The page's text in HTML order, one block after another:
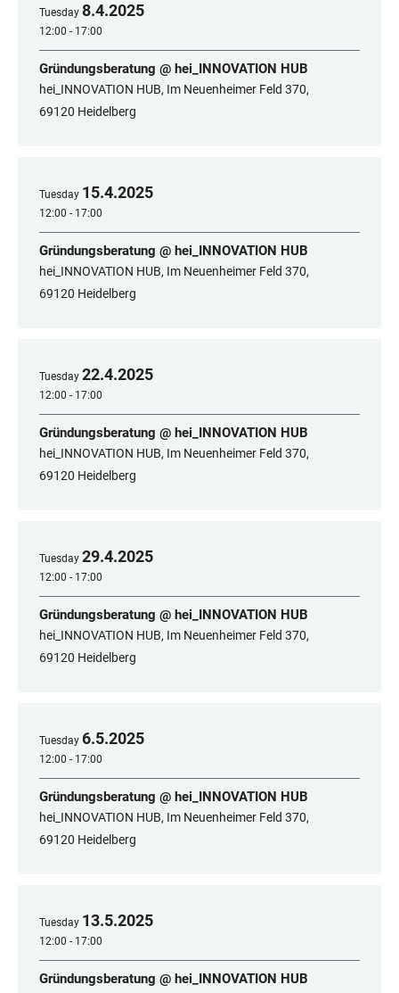
Tuesday 8.4.2025
12:00 - 17:00
Gründungsberatung @ hei_INNOVATION HUB
hei_INNOVATION HUB, Im Neuenheimer Feld 370,
69120 Heidelberg
Tuesday 15.4.2025
12:00 - 17:00
Gründungsberatung @ hei_INNOVATION HUB
hei_INNOVATION HUB, Im Neuenheimer Feld 370,
69120 Heidelberg
Tuesday 22.4.2025
12:00 - 17:00
Gründungsberatung @ hei_INNOVATION HUB
hei_INNOVATION HUB, Im Neuenheimer Feld 370,
69120 Heidelberg
Tuesday 29.4.2025
12:00 - 17:00
Gründungsberatung @ hei_INNOVATION HUB
hei_INNOVATION HUB, Im Neuenheimer Feld 370,
69120 Heidelberg
Tuesday 6.5.2025
12:00 - 17:00
Gründungsberatung @ hei_INNOVATION HUB
hei_INNOVATION HUB, Im Neuenheimer Feld 370,
69120 Heidelberg
Tuesday 13.5.2025
12:00 - 17:00
Gründungsberatung @ hei_INNOVATION HUB